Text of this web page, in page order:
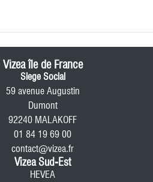
Vizea île de France
Siege Social
59 avenue Augustin
Dumont
92240 MALAKOFF
01 84 19 69 00
contact@vizea.fr
Vizea Sud-Est
HEVEA